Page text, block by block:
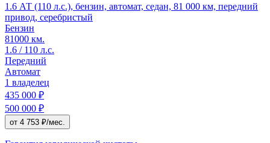
1.6 АТ (110 л.с.), бензин, автомат, седан, 81 000 км, передний
привод, серебристый
Бензин
81000 км.
1.6 / 110 л.с.
Передний
Автомат
1 владелец
435 000 ₽
500 000 ₽
от 4 753 ₽/мес.